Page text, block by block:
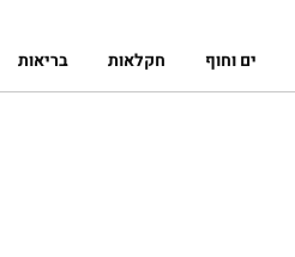
ים וחוף חקלאות בריאות